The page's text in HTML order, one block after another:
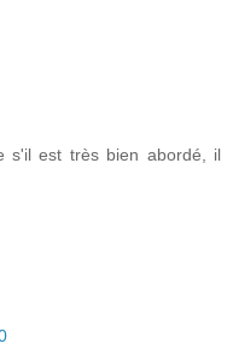
s'il est très bien abordé, il